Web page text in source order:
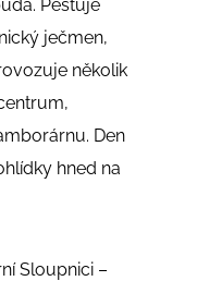
Pěstuje
ječmen,
několik
Den
hned na
Sloupnici –